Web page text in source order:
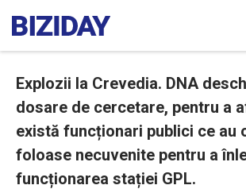
Explozii la Crevedia. DNA
dosare de cercetare, pentru a
există funcționari publici ce au
foloase necuvenite pentru a
funcționarea stației GPL.